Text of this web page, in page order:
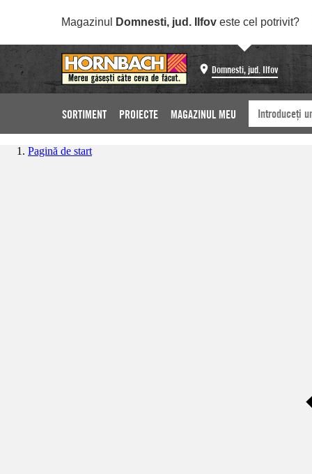
Magazinul Domnesti, jud. Ilfov este cel potrivit?
Domnesti, jud. Ilfov
SORTIMENT PROIECTE MAGAZINUL MEU
Pagină de start